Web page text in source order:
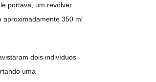
portava, um revólver
aproximadamente 350 ml
dois indivíduos
uma